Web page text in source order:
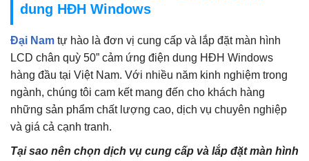
dung HĐH Windows
Đại Nam tự hào là đơn vị cung cấp và lắp đặt màn hình
LCD chân quỳ 50” cảm ứng điện dung HĐH Windows
hàng đầu tại Việt Nam. Với nhiều năm kinh nghiệm trong
ngành, chúng tôi cam kết mang đến cho khách hàng
những sản phẩm chất lượng cao, dịch vụ chuyên nghiệp
và giá cả cạnh tranh.
Tại sao nên chọn dịch vụ cung cấp và lắp đặt màn hình